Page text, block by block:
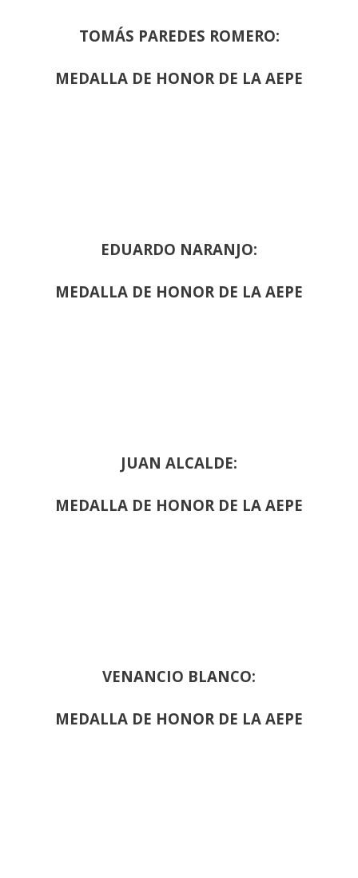
TOMÁS PAREDES ROMERO:
MEDALLA DE HONOR DE LA AEPE
EDUARDO NARANJO:
MEDALLA DE HONOR DE LA AEPE
JUAN ALCALDE:
MEDALLA DE HONOR DE LA AEPE
VENANCIO BLANCO:
MEDALLA DE HONOR DE LA AEPE